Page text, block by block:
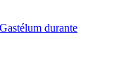
durante